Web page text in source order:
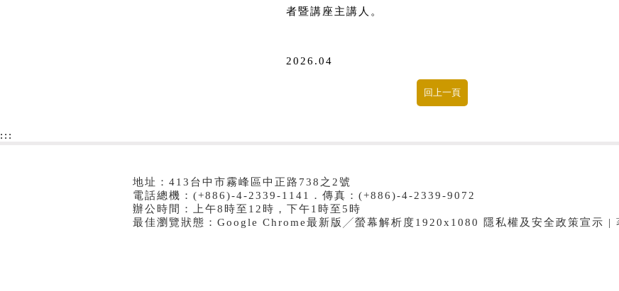
者暨講座主講人。
2026.04
:::
地址：413台中市霧峰區中正路738之2號
電話總機：(+886)-4-2339-1141．傳真：(+886)-4-2339-9072
辦公時間：上午8時至12時，下午1時至5時
最佳瀏覽狀態：Google Chrome最新版╱螢幕解析度1920x1080 隱私權及安全政策宣示 |